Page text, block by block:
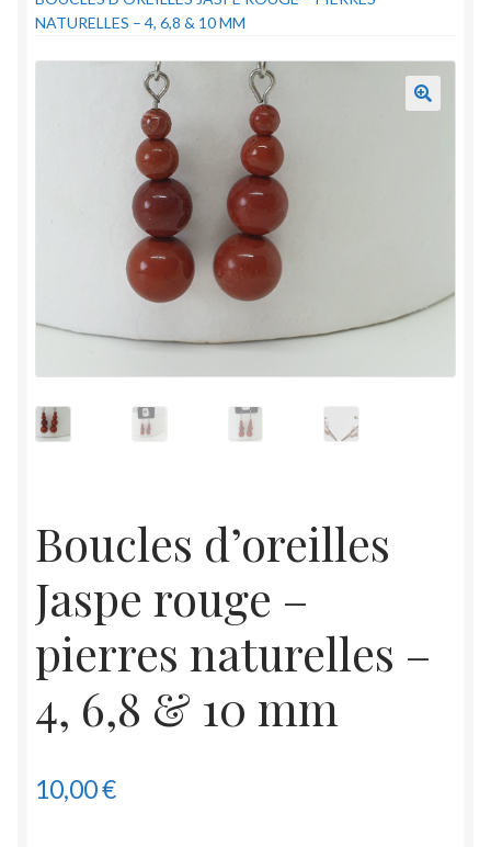
Validation de commande
NATURELLES – 4, 6,8 & 10 MM
Boucles d’oreilles
Jaspe rouge –
pierres naturelles –
4, 6,8 & 10 mm
10,00€